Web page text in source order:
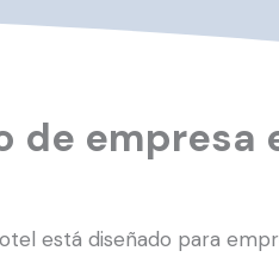
de empresa
está diseñado para